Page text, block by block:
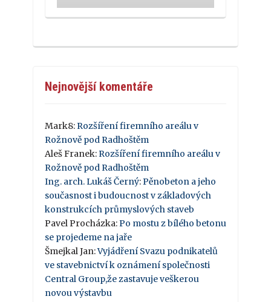
Nejnovější komentáře
Mark8: Rozšíření firemního areálu v
Rožnově pod Radhoštěm
Aleš Franek: Rozšíření firemního areálu v
Rožnově pod Radhoštěm
Ing. arch. Lukáš Černý: Pěnobeton a jeho
současnost i budoucnost v základových
konstrukcích průmyslových staveb
Pavel Procházka: Po mostu z bílého betonu
se projedeme na jaře
Šmejkal Jan:Vyjádření Svazu podnikatelů
ve stavebnictví k oznámení společnosti
Central Group,že zastavuje veškerou
novou výstavbu